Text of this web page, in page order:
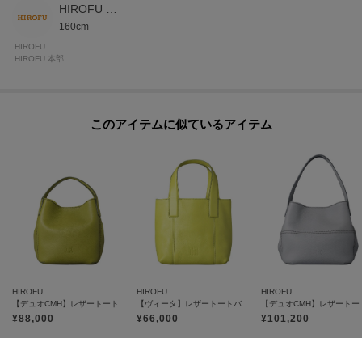
が異なる場合もございます。
160cm
HIROFU
HIROFU 本部
このアイテムに似ているアイテム
HIROFU
【デュオCMH】レザートートバッグ S 本革（商品番号：P25-35434）
¥88,000
HIROFU
【ヴィータ】レザートートバッグ S 本革（商品番号：P25-20310）
¥66,000
HIROFU
¥101,200